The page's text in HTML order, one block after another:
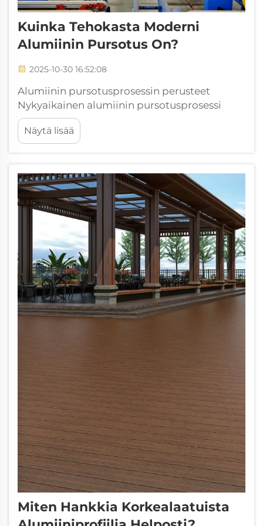
Kuinka Tehokasta Moderni
Alumiinin Pursotus On?
2025-10-30 16:52:08
Alumiinin pursotusprosessin perusteet
Nykyaikainen alumiinin pursotusprosessi
alkaa lämmittämällä pyöreitä aihioita ensin
noin 450–500 celsiusasteeseen. Sitten tulee
varsinainen työ, jossa ne työnnetään paineen
Näytä lisää
Miten Hankkia Korkealaatuista